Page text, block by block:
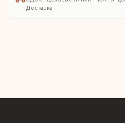
Доставка